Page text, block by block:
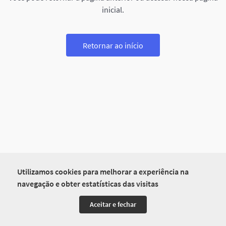
Utilizamos cookies para melhorar a experiência na
navegação e obter estatísticas das visitas
Aceitar e fechar
inicial.
Retornar ao início